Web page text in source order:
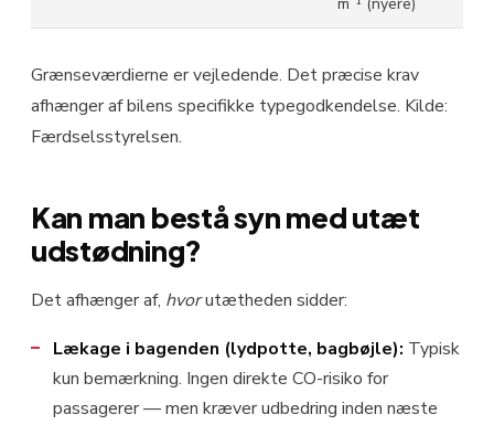
Grænseværdierne er vejledende. Det præcise krav
afhænger af bilens specifikke typegodkendelse. Kilde:
Færdselsstyrelsen.
Kan man bestå syn med utæt
udstødning?
Det afhænger af, hvorutætheden sidder:
Lækage i bagenden (lydpotte, bagbøjle): Typisk
kun bemærkning. Ingen direkte CO-risiko for
passagerer — men kræver udbedring inden næste